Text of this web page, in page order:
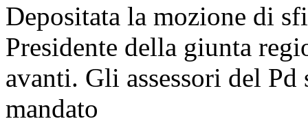
Depositata la mozione di
Presidente della giunta
avanti. Gli assessori del
mandato